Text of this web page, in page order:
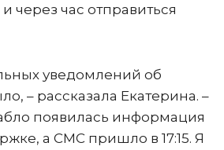
и через час отправиться
уведомлений об
– рассказала Екатерина. –
появилась информация
а СМС пришло в 17:15. Я